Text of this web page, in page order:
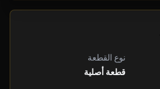
نوع القطعة
قطعة أصلية